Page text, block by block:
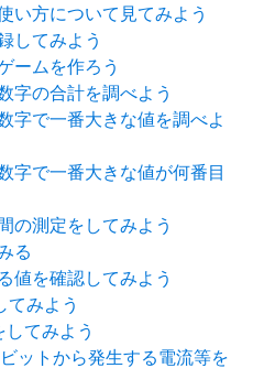
い方について見てみよう
してみよう
ームを作ろう
字の合計を調べよう
字で一番大きな値を調べよ
字で一番大きな値が何番目
の測定をしてみよう
る
値を確認してみよう
みよう
てみよう
ットから発生する電流等を